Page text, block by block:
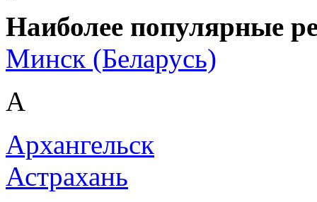
Наиболее популярные
Минск (Беларусь)
А
Архангельск
Астрахань